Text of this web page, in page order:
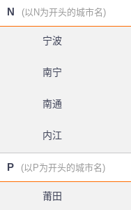
N (以N为开头的城市名)
宁波
南宁
南通
内江
P (以P为开头的城市名)
莆田